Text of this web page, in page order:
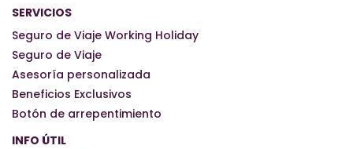
SERVICIOS
Seguro de Viaje Working Holiday
Seguro de Viaje
Asesoría personalizada
Beneficios Exclusivos
Botón de arrepentimiento
INFO ÚTIL